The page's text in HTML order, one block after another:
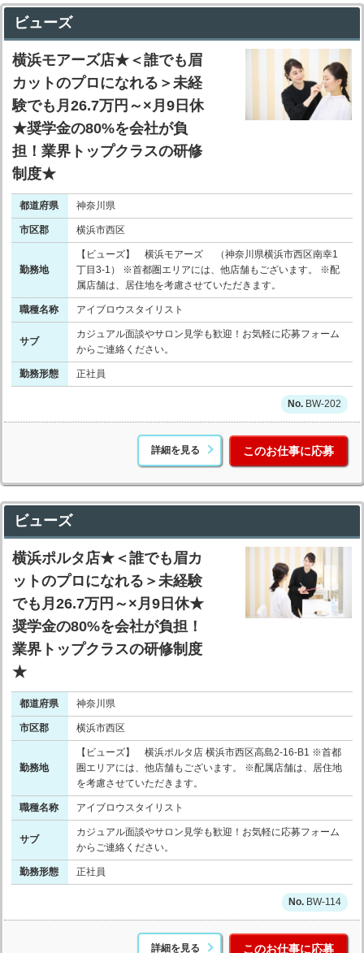
ビューズ
横浜モアーズ店★＜誰でも眉
カットのプロになれる＞未経
験でも月26.7万円～×月9日休
★奨学金の80%を会社が負
担！業界トップクラスの研修
制度★
都道府県 神奈川県
市区郡 横浜市西区
勤務地
【ビューズ】 横浜モアーズ （神奈川県横浜市西区南幸1
丁目3-1） ※首都圏エリアには、他店舗もございます。 ※配
属店舗は、居住地を考慮させていただきます。
職種名称 アイブロウスタイリスト
サブ
カジュアル面談やサロン見学も歓迎！お気軽に応募フォーム
からご連絡ください。
勤務形態 正社員
BW-202
詳細を見る このお仕事に応募
ビューズ
横浜ポルタ店★＜誰でも眉カ
ットのプロになれる＞未経験
でも月26.7万円～×月9日休★
奨学金の80%を会社が負担！
業界トップクラスの研修制度
★
都道府県 神奈川県
市区郡 横浜市西区
勤務地
【ビューズ】 横浜ポルタ店 横浜市西区高島2-16-B1 ※首都
圏エリアには、他店舗もございます。 ※配属店舗は、居住地
を考慮させていただきます。
職種名称 アイブロウスタイリスト
サブ
カジュアル面談やサロン見学も歓迎！お気軽に応募フォーム
からご連絡ください。
勤務形態 正社員
BW-114
詳細を見る このお仕事に応募